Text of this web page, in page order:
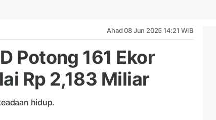
Ahad 08 Jun 2025 14:21 WIB
Potong 161 Ekor
Rp 2,183 Miliar
hidup.